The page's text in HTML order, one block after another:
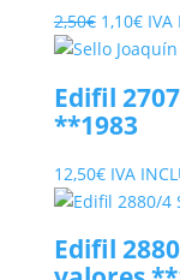
2,50€ El
precio
era:
2,50€.
1,10€El
es:
IVA
Edifil
**1983
12,50€ IVA
Edifil